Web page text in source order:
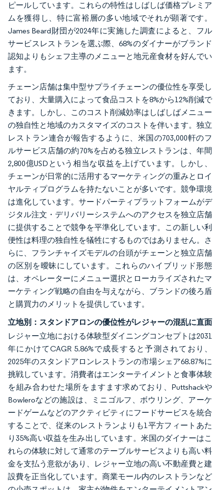
ピールしています。これらの特性はしばしば価格プレミア
ムを獲得し、特に富裕層の多い地域でそれが顕著です。
James Beard財団が2024年に実施した調査によると、フル
サービスレストランを選ぶ際、68%のダイナーがブランド
認知よりもシェフ主導のメニューと地元産食材を好んでい
ます。
チェーン店舗は集中型サプライチェーンの優位性を享受し
ており、大量購入によって食品コストを8%から12%削減で
きます。しかし、このコスト削減効率はしばしばメニュー
の独自性と地域のカスタマイズのコストを伴います。独立
レストラン連合が報告するように、米国の703,000軒のフ
ルサービス店舗の約70%を占める独立レストランは、年間
2,800億USDという相当な収益を上げています。しかし、
チェーンが日常的に活用するマーケティングの重みとロイ
ヤルティプログラムを持たないことが多いです。競争環境
は進化しています。サードパーティプラットフォームがデ
ジタル注文・デリバリーシステムへのアクセスを独立店舗
に提供することで競争を平準化しています。この新しい利
便性は料理の独自性を犠牲にするものではありません。さ
らに、フランチャイズモデルの台頭がチェーンと独立店舗
の区別を曖昧にしています。これらのハイブリッド形態
は、オペレーターにメニュー選択とローカライズされたマ
ーケティング戦略の自由を与えながら、ブランドの後ろ盾
と購買力のメリットを提供しています。
立地別：スタンドアロンの優位性がレジャーの混乱に直面
レジャー立地における体験型ダイニングコンセプトは2031
年にかけてCAGR 5.86%で成長すると予測されており、
2025年のスタンドアロンレストランの市場シェア68.87%に
挑戦しています。消費者はエンターテイメントと食事体験
を組み合わせた場所をますます求めており、Puttshackや
Bowleroなどの施設は、ミニゴルフ、ボウリング、アーケ
ードゲームなどのアクティビティにフードサービスを統合
することで、従来のレストランよりも1平方フィートあた
り35%高い収益を生み出しています。米国のダイナーはこ
れらの体験に対して通常のテーブルサービスよりも高い料
金を支払う意欲があり、レジャー立地の高い不動産費と建
設費を正当化しています。商業モール内のレストランなど